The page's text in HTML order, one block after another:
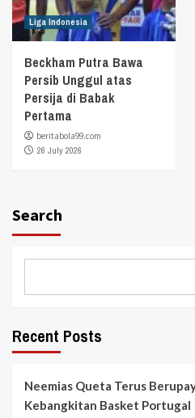
Liga Indonesia
Beckham Putra Bawa
Persib Unggul atas
Persija di Babak
Pertama
beritabola99.com
26 July 2026
Search
Recent Posts
Neemias Queta Terus
Kebangkitan Basket Portugal